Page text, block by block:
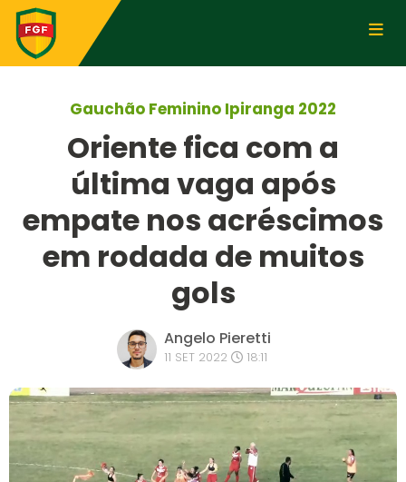
Gauchão Feminino Ipiranga 2022
Oriente fica com a
última vaga após
empate nos acréscimos
em rodada de muitos
gols
Angelo Pieretti
11 SET 2022 18:11